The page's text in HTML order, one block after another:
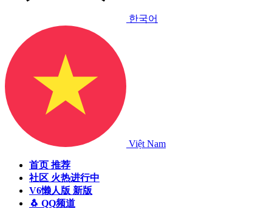
한국어
Việt Nam
首页 推荐
社区 火热进行中
V6懒人版 新版
🐧 QQ频道